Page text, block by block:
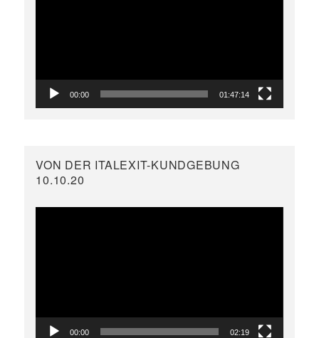
00:00 01:47:14
VON DER ITALEXIT-KUNDGEBUNG
10.10.20
00:00 02:19